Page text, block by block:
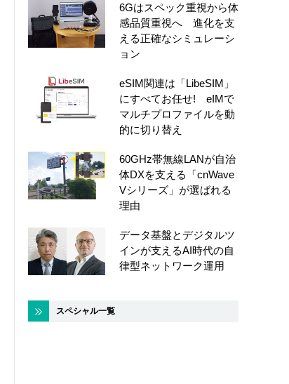
6Gはスペック重視から体
感品質重視へ 進化を支
える正確なシミュレーシ
ョン
eSIM関連は「LibeSIM」
にすべてお任せ! eIMで
マルチプロファイルを動
的に切り替え
60GHz帯無線LANが自治
体DXを支える「cnWave
Vシリーズ」が選ばれる
理由
データ基盤とデジタルツ
インが支えるAI時代の自
律型ネットワーク運用
スペシャル一覧